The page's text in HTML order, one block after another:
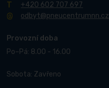
+420 602 707 697
odbyt@pneucentrumnn.cz
Provozní doba
Po–Pá: 8.00 - 16.00
Sobota: Zavřeno